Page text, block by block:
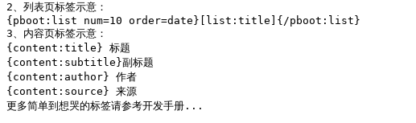
2、列表页标签示意：
{pboot:list num=10 order=date}[list:title]{/pboot:list}
3、内容页标签示意：
{content:title} 标题
{content:subtitle}副标题
{content:author} 作者
{content:source} 来源
更多简单到想哭的标签请参考开发手册...